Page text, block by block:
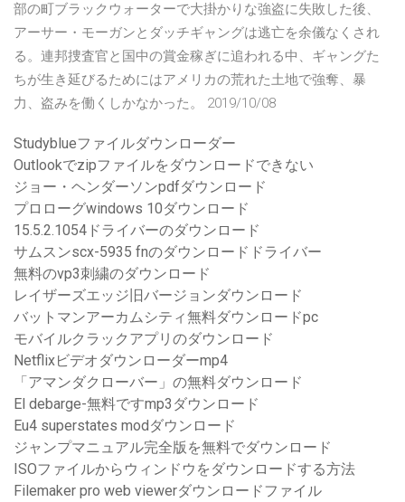
部の町ブラックウォーターで大掛かりな強盗に失敗した後、
アーサー・モーガンとダッチギャングは逃亡を余儀なくされ
る。連邦捜査官と国中の賞金稼ぎに追われる中、ギャングた
ちが生き延びるためにはアメリカの荒れた土地で強奪、暴
力、盗みを働くしかなかった。 2019/10/08
Studyblueファイルダウンローダー
Outlookでzipファイルをダウンロードできない
ジョー・ヘンダーソンpdfダウンロード
プロローグwindows 10ダウンロード
15.5.2.1054ドライバーのダウンロード
サムスンscx-5935 fnのダウンロードドライバー
無料のvp3刺繍のダウンロード
レイザーズエッジ旧バージョンダウンロード
バットマンアーカムシティ無料ダウンロードpc
モバイルクラックアプリのダウンロード
Netflixビデオダウンローダーmp4
「アマンダクローバー」の無料ダウンロード
El debarge-無料ですmp3ダウンロード
Eu4 superstates modダウンロード
ジャンプマニュアル完全版を無料でダウンロード
ISOファイルからウィンドウをダウンロードする方法
Filemaker pro web viewerダウンロードファイル